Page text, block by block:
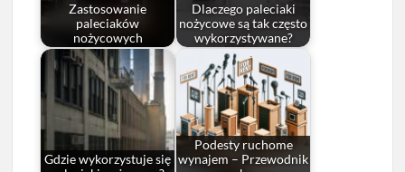
Zastosowanie
paleciaków
nożycowych
Dlaczego paleciaki
nożycowe są tak często
wykorzystywane?
Gdzie wykorzystuje się
Podesty ruchome
wynajem – Przewodnik